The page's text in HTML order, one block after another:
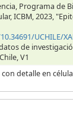
Programa de
ICBM, 2023,
UCHILE/
de
V1
detalle en